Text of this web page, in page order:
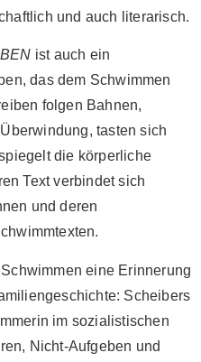
und auch literarisch.
ist auch ein
das dem Schwimmen
folgen Bahnen,
tasten sich
die körperliche
Text verbindet sich
und deren
eine Erinnerung
Scheibers
im sozialistischen
Nicht-Aufgeben und